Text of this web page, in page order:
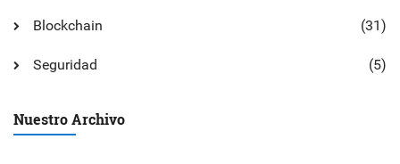
Blockchain (31)
Seguridad (5)
Nuestro Archivo